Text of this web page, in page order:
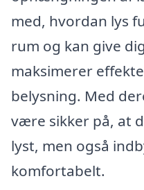
med, hvordan lys
rum og kan give
maksimerer
belysning. Med
være sikker på, at
lyst, men også
komfortabelt.